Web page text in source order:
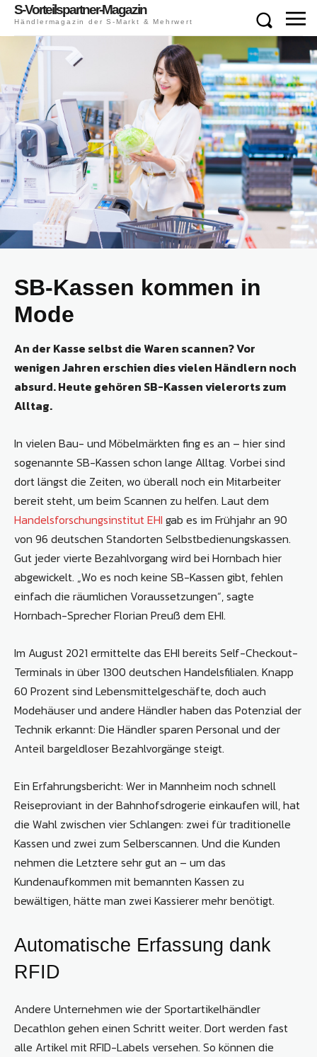
S-Vorteilspartner-Magazin
Händlermagazin der S-Markt & Mehrwert
SB-Kassen kommen in
Mode
An der Kasse selbst die Waren scannen? Vor
wenigen Jahren erschien dies vielen Händlern noch
absurd. Heute gehören SB-Kassen vielerorts zum
Alltag.
In vielen Bau- und Möbelmärkten fing es an – hier sind
sogenannte SB-Kassen schon lange Alltag. Vorbei sind
dort längst die Zeiten, wo überall noch ein Mitarbeiter
bereit steht, um beim Scannen zu helfen. Laut dem
Handelsforschungsinstitut EHI gab es im Frühjahr an 90
von 96 deutschen Standorten Selbstbedienungskassen.
Gut jeder vierte Bezahlvorgang wird bei Hornbach hier
abgewickelt. „Wo es noch keine SB-Kassen gibt, fehlen
einfach die räumlichen Voraussetzungen“, sagte
Hornbach-Sprecher Florian Preuß dem EHI.
Im August 2021 ermittelte das EHI bereits Self-Checkout-
Terminals in über 1300 deutschen Handelsfilialen. Knapp
60 Prozent sind Lebensmittelgeschäfte, doch auch
Modehäuser und andere Händler haben das Potenzial der
Technik erkannt: Die Händler sparen Personal und der
Anteil bargeldloser Bezahlvorgänge steigt.
Ein Erfahrungsbericht: Wer in Mannheim noch schnell
Reiseproviant in der Bahnhofsdrogerie einkaufen will, hat
die Wahl zwischen vier Schlangen: zwei für traditionelle
Kassen und zwei zum Selberscannen. Und die Kunden
nehmen die Letztere sehr gut an – um das
Kundenaufkommen mit bemannten Kassen zu
bewältigen, hätte man zwei Kassierer mehr benötigt.
Automatische Erfassung dank
RFID
Andere Unternehmen wie der Sportartikelhändler
Decathlon gehen einen Schritt weiter. Dort werden fast
alle Artikel mit RFID-Labels versehen. So können die